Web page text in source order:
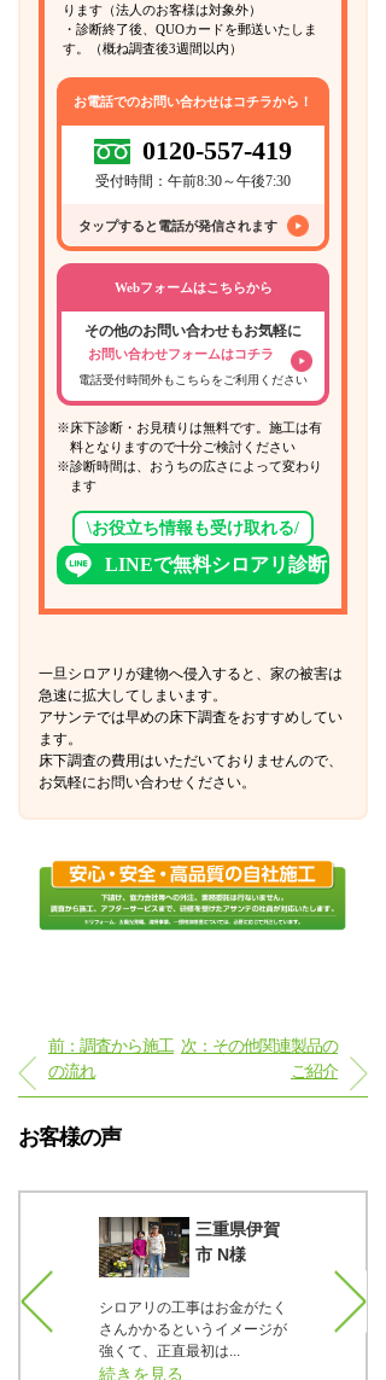
ります（法人のお客様は対象外）
・診断終了後、QUOカードを郵送いたしま
す。（概ね調査後3週間以内）
お電話でのお問い合わせはコチラから！
0120-557-419
受付時間：午前8:30～午後7:30
タップすると電話が発信されます
Webフォームはこちらから
その他のお問い合わせもお気軽に
お問い合わせフォームはコチラ
電話受付時間外もこちらをご利用ください
※床下診断・お見積りは無料です。施工は有
料となりますので十分ご検討ください
※診断時間は、おうちの広さによって変わり
ます
\お役立ち情報も受け取れる/
LINEで無料シロアリ診断
一旦シロアリが建物へ侵入すると、家の被害は
急速に拡大してしまいます。
アサンテでは早めの床下調査をおすすめしてい
ます。
床下調査の費用はいただいておりませんので、
お気軽にお問い合わせください。
前：調査から施工
の流れ
次：その他関連製品の
ご紹介
お客様の声
料に
で37年
三重県伊賀
市 N様
シロアリの工事はお金がたく
さんかかるというイメージが
強くて、正直最初は...
続きを見る
正直言
した。